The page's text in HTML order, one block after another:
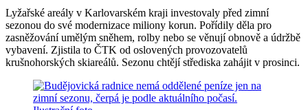
Lyžařské areály v Karlovarském kraji investovaly před zimní
sezonou do své modernizace miliony korun. Pořídily děla pro
zasněžování umělým sněhem, rolby nebo se věnují obnově a údržbě
vybavení. Zjistila to ČTK od oslovených provozovatelů
krušnohorských skiareálů. Sezonu chtějí střediska zahájit v prosinci.